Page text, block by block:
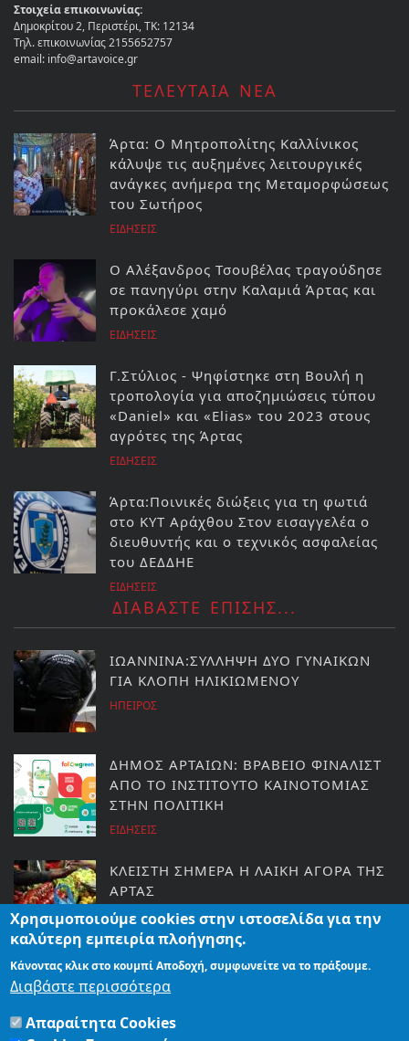
Στοιχεία επικοινωνίας:
Δημοκρίτου 2, Περιστέρι, ΤΚ: 12134
Τηλ. επικοινωνίας 2155652757
email: info@artavoice.gr
ΤΕΛΕΥΤΑΙΑ ΝΕΑ
Άρτα: Ο Μητροπολίτης Καλλίνικος
κάλυψε τις αυξημένες λειτουργικές
ανάγκες ανήμερα της Μεταμορφώσεως
του Σωτήρος
ΕΙΔΗΣΕΙΣ
Ο Αλέξανδρος Τσουβέλας τραγούδησε
σε πανηγύρι στην Καλαμιά Άρτας και
προκάλεσε χαμό
ΕΙΔΗΣΕΙΣ
Γ.Στύλιος - Ψηφίστηκε στη Βουλή η
τροπολογία για αποζημιώσεις τύπου
«Daniel» και «Elias» του 2023 στους
αγρότες της Άρτας
ΕΙΔΗΣΕΙΣ
Άρτα:Ποινικές διώξεις για τη φωτιά
στο ΚΥΤ Αράχθου Στον εισαγγελέα ο
διευθυντής και ο τεχνικός ασφαλείας
του ΔΕΔΔΗΕ
ΕΙΔΗΣΕΙΣ
ΔΙΑΒΑΣΤΕ ΕΠΙΣΗΣ...
ΙΩΑΝΝΙΝΑ:ΣΥΛΛΗΨΗ ΔΥΟ ΓΥΝΑΙΚΩΝ
ΓΙΑ ΚΛΟΠΗ ΗΛΙΚΙΩΜΕΝΟΥ
ΗΠΕΙΡΟΣ
ΔΗΜΟΣ ΑΡΤΑΙΩΝ: ΒΡΑΒΕΙΟ ΦΙΝΑΛΙΣΤ
ΑΠΟ ΤΟ ΙΝΣΤΙΤΟΥΤΟ ΚΑΙΝΟΤΟΜΙΑΣ
ΣΤΗΝ ΠΟΛΙΤΙΚΗ
ΕΙΔΗΣΕΙΣ
ΚΛΕΙΣΤΗ ΣΗΜΕΡΑ Η ΛΑΙΚΗ ΑΓΟΡΑ ΤΗΣ
ΑΡΤΑΣ
ΕΙΔΗΣΕΙΣ
ΜΑΡΟΥΣΑΚΗΣ: ΝΕΟ ΚΥΜΑ
ΚΑΚΟΚΑΙΡΙΑΣ ΕΡΧΕΤΑΙ ΜΕ ΧΙΟΝΙΑ ΚΑΙ
ΠΟΛΙΚΟ ΨΥΧΟΣ
Χρησιμοποιούμε cookies στην ιστοσελίδα για την
καλύτερη εμπειρία πλοήγησης.
Κάνοντας κλικ στο κουμπί Αποδοχή, συμφωνείτε να το πράξουμε.
Διαβάστε περισσότερα
Απαραίτητα Cookies